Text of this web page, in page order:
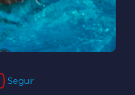
Seguir